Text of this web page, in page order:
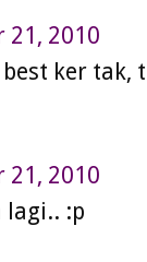
21, 2010
ker tak,
21, 2010
lagi.. :p